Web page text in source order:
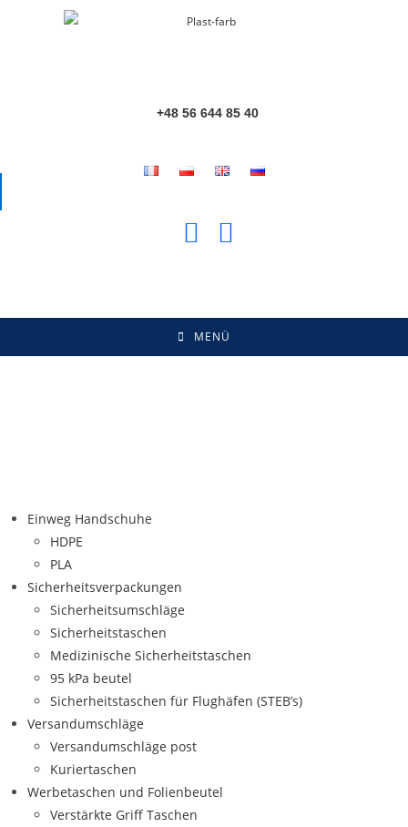
+48 56 644 85 40
MENÜ
Einweg Handschuhe
HDPE
PLA
Sicherheitsverpackungen
Sicherheitsumschläge
Sicherheitstaschen
Medizinische Sicherheitstaschen
95 kPa beutel
Sicherheitstaschen für Flughäfen (STEB’s)
Versandumschläge
Versandumschläge post
Kuriertaschen
Werbetaschen und Folienbeutel
Verstärkte Griff Taschen